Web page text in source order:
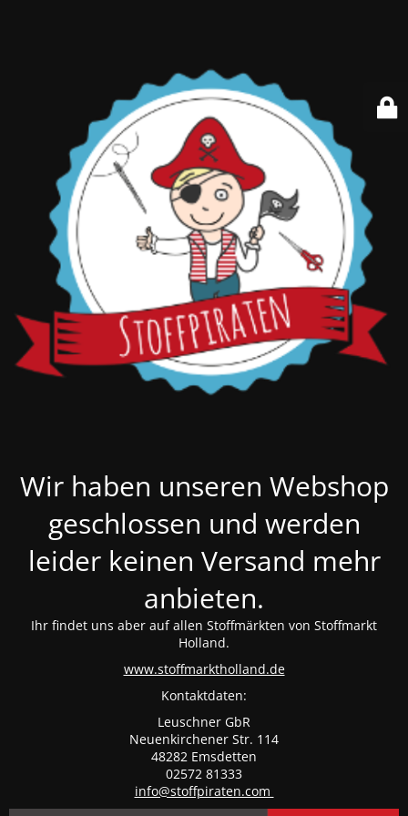
Wir haben unseren Webshop
geschlossen und werden
leider keinen Versand mehr
anbieten.
Ihr findet uns aber auf allen Stoffmärkten von Stoffmarkt
Holland.
www.stoffmarktholland.de
Kontaktdaten:
Leuschner GbR
Neuenkirchener Str. 114
48282 Emsdetten
02572 81333
info@stoffpiraten.com